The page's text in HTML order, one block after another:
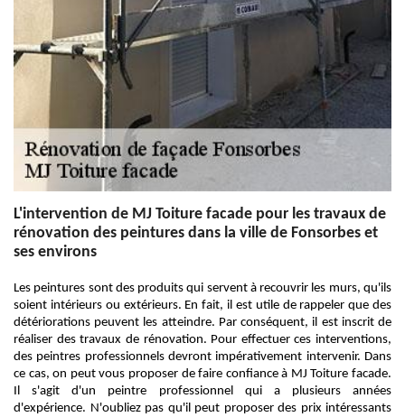
L'intervention de MJ Toiture facade pour les travaux de
rénovation des peintures dans la ville de Fonsorbes et
ses environs
Les peintures sont des produits qui servent à recouvrir les murs, qu'ils
soient intérieurs ou extérieurs. En fait, il est utile de rappeler que des
détériorations peuvent les atteindre. Par conséquent, il est inscrit de
réaliser des travaux de rénovation. Pour effectuer ces interventions,
des peintres professionnels devront impérativement intervenir. Dans
ce cas, on peut vous proposer de faire confiance à MJ Toiture facade.
Il s'agit d'un peintre professionnel qui a plusieurs années
d'expérience. N'oubliez pas qu'il peut proposer des prix intéressants